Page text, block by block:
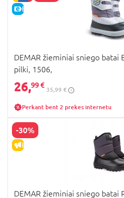
E-KAINA
DEMAR žieminiai sniego batai
pilki, 1506,
26,99 €
35,99 €
Perkant bent 2 prekes internetu
-30%
IŠPARDAVIMAS
DEMAR žieminiai sniego batai